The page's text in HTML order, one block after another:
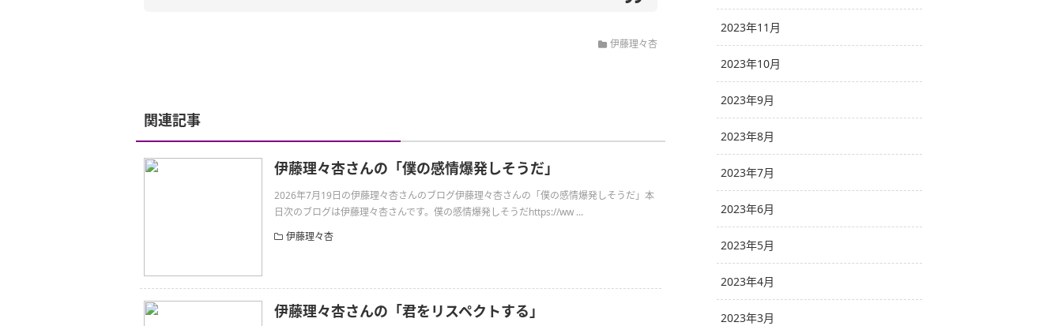
伊藤理々杏
関連記事
伊藤理々杏さんの「僕の感情爆発しそうだ」
2026年7月19日の伊藤理々杏さんのブログ伊藤理々杏さんの「僕の感情爆発しそうだ」本
日次のブログは伊藤理々杏さんです。僕の感情爆発しそうだhttps://ww ...
伊藤理々杏
伊藤理々杏さんの「君をリスペクトする」
2023年11月
2023年10月
2023年9月
2023年8月
2023年7月
2023年6月
2023年5月
2023年4月
2023年3月